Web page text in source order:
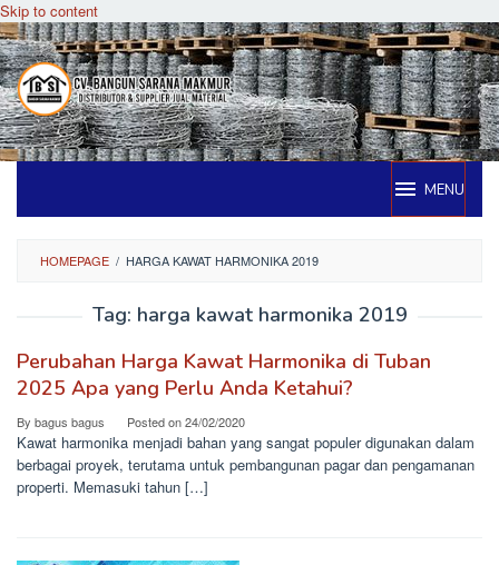
Skip to content
MENU
HOMEPAGE / HARGA KAWAT HARMONIKA 2019
Tag: harga kawat harmonika 2019
Perubahan Harga Kawat Harmonika di Tuban
2025 Apa yang Perlu Anda Ketahui?
By bagus bagus Posted on24/02/2020
Kawat harmonika menjadi bahan yang sangat populer digunakan dalam
berbagai proyek, terutama untuk pembangunan pagar dan pengamanan
properti. Memasuki tahun […]